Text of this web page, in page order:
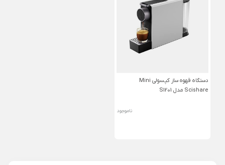
دستگاه قهوه ساز کپسولی Mini
Scishare مدل S1201
ناموجود